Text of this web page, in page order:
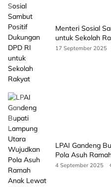
Menteri Sosial
untuk Sekolah
17 September 2025
LPAI Gandeng
Pola Asuh
Ini Jadwalnya
4 September 2025